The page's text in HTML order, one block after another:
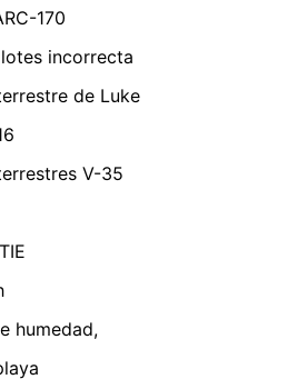
170
incorrecta
de Luke
V-35
humedad,